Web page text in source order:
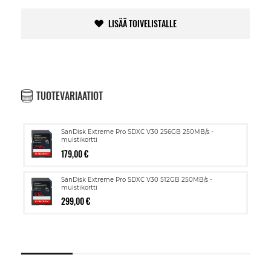
LISÄÄ TOIVELISTALLE
TUOTEVARIAATIOT
SanDisk Extreme Pro SDXC V30 256GB 250MB/s -
muistikortti
179,00 €
SanDisk Extreme Pro SDXC V30 512GB 250MB/s -
muistikortti
299,00 €